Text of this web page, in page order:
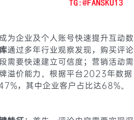
为企业及个人账号快速提升互动数
通过多年行业观察发现，购买评论
需要快速建立可信度；营销活动需
溢价能力。根据平台2023年数据
，其中企业客户占比达68%。